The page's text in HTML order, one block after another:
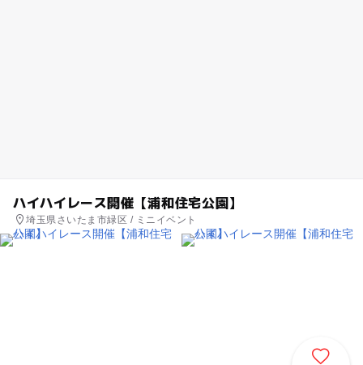
ハイハイレース開催【浦和住宅公園】
埼玉県さいたま市緑区 / ミニイベント